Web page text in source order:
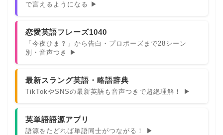
で言えるようになる ▶
恋愛英語フレーズ1040
「今夜ひま？」から告白・プロポーズまで28シーン
別・音声つき ▶
最新スラング英語・略語辞典
TikTokやSNSの最新英語も音声つきで超絶理解！ ▶
英単語語源アプリ
語源をたどれば単語同士がつながる！ ▶